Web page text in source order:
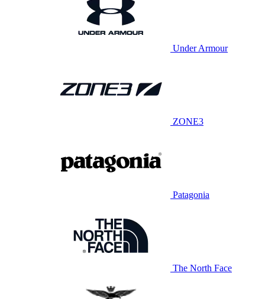
Under Armour
ZONE3
Patagonia
The North Face